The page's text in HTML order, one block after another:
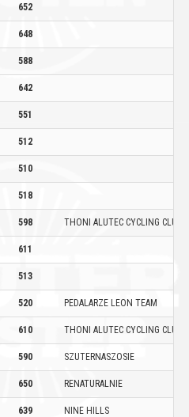
652
648
588
642
551
512
510
518
598 THONI ALUTEC CYCLING CLUB
611
513
520 PEDALARZE LEON TEAM
610 THONI ALUTEC CYCLING CLUB
590 SZUTERNASZOSIE
650 RENATURALNIE
639 NINE HILLS